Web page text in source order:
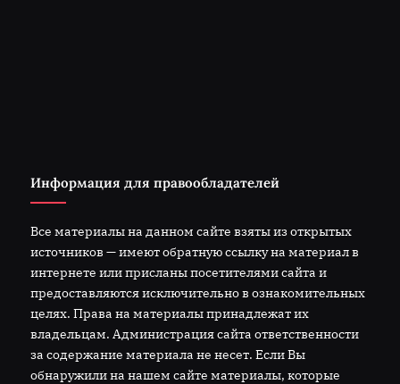
Информация для правообладателей
Все материалы на данном сайте взяты из открытых
источников — имеют обратную ссылку на материал в
интернете или присланы посетителями сайта и
предоставляются исключительно в ознакомительных
целях. Права на материалы принадлежат их
владельцам. Администрация сайта ответственности
за содержание материала не несет. Если Вы
обнаружили на нашем сайте материалы, которые